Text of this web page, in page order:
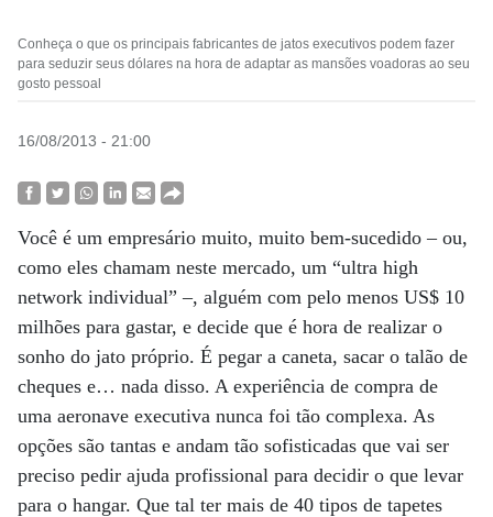
Conheça o que os principais fabricantes de jatos executivos podem fazer
para seduzir seus dólares na hora de adaptar as mansões voadoras ao seu
gosto pessoal
16/08/2013 - 21:00
Você é um empresário muito, muito bem-sucedido – ou,
como eles chamam neste mercado, um “ultra high
network individual” –, alguém com pelo menos US$ 10
milhões para gastar, e decide que é hora de realizar o
sonho do jato próprio. É pegar a caneta, sacar o talão de
cheques e… nada disso. A experiência de compra de
uma aeronave executiva nunca foi tão complexa. As
opções são tantas e andam tão sofisticadas que vai ser
preciso pedir ajuda profissional para decidir o que levar
para o hangar. Que tal ter mais de 40 tipos de tapetes